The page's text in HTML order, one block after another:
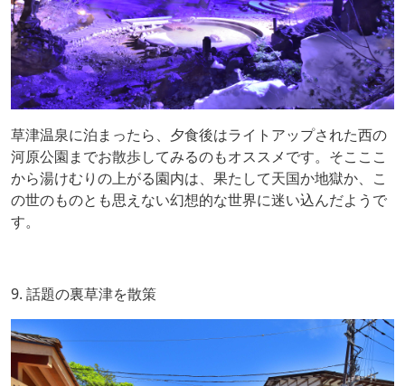
草津温泉に泊まったら、夕食後はライトアップされた西の
河原公園までお散歩してみるのもオススメです。そこここ
から湯けむりの上がる園内は、果たして天国か地獄か、こ
の世のものとも思えない幻想的な世界に迷い込んだようで
す。
9. 話題の裏草津を散策